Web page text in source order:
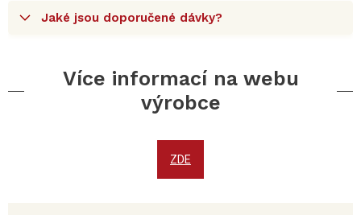
Jaké jsou doporučené dávky?
Více informací na webu
výrobce
ZDE